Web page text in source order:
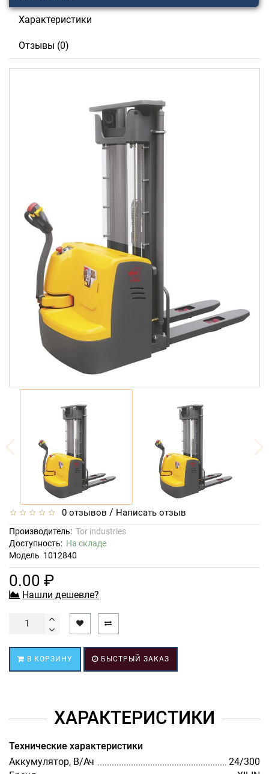
Характеристики
Отзывы (0)
0 отзывов / Написать отзыв
Производитель: Tor industries
Доступность: На складе
Модель 1012840
0.00 ₽
Нашли дешевле?
В КОРЗИНУ БЫСТРЫЙ ЗАКАЗ
ХАРАКТЕРИСТИКИ
Технические характеристики
Аккумулятор, В/Ач
24/300